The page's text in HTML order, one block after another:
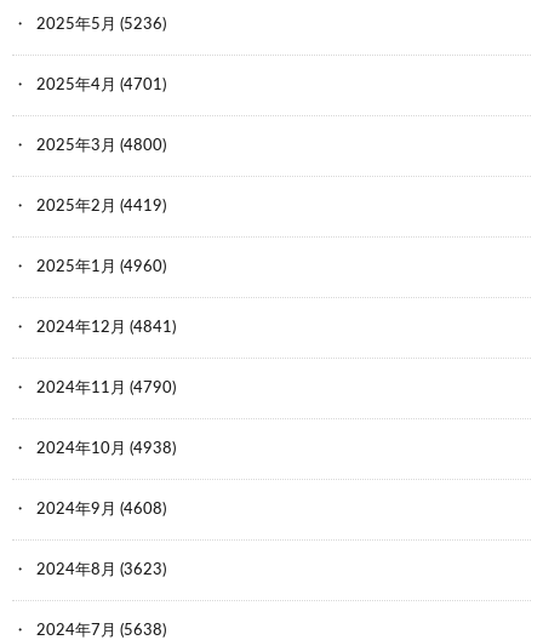
2025年5月 (5236)
2025年4月 (4701)
2025年3月 (4800)
2025年2月 (4419)
2025年1月 (4960)
2024年12月 (4841)
2024年11月 (4790)
2024年10月 (4938)
2024年9月 (4608)
2024年8月 (3623)
2024年7月 (5638)